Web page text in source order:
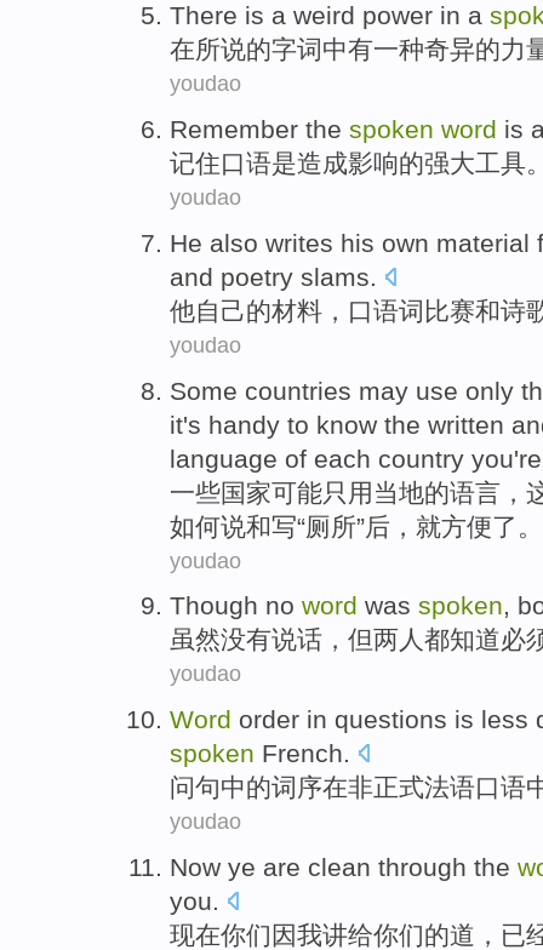
There is a weird power in a
在所说的字词中有一种奇异的力
youdao
Remember the spoken word is
记住口语是造成影响的强大工具
youdao
He also writes his own material
and poetry slams.
他自己的材料 ， 口语词 比赛和诗
youdao
Some countries may use only
it's handy to know the written
language of each country you're
一些国家可能只用 当地的语言 ，
如何说和写“厕所”后， 就方便了 。
youdao
Though no word was spoken,
虽然没有说话 ， 但两人都知道必
youdao
Word order in questions is less
spoken French.
问句中的词序在非正式法语口语
youdao
Now ye are clean through the
you.
现在你们 因我讲给你们的道 ， 已